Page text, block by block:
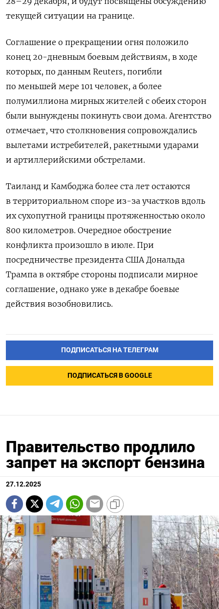
текущей ситуации на границе.
Соглашение о прекращении огня положило
конец 20-дневным боевым действиям, в ходе
которых, по данным Reuters, погибли
по меньшей мере 101 человек, а более
полумиллиона мирных жителей с обеих сторон
были вынуждены покинуть свои дома. Агентство
отмечает, что столкновения сопровождались
вылетами истребителей, ракетными ударами
и артиллерийскими обстрелами.
Таиланд и Камбоджа более ста лет остаются
в территориальном споре из-за участков вдоль
их сухопутной границы протяженностью около
800 километров. Очередное обострение
конфликта произошло в июле. При
посредничестве президента США Дональда
Трампа в октябре стороны подписали мирное
соглашение, однако уже в декабре боевые
действия возобновились.
ПОДПИСАТЬСЯ НА ТЕЛЕГРАМ
ПОДПИСАТЬСЯ В GOOGLE
Правительство продлило
запрет на экспорт бензина
27.12.2025